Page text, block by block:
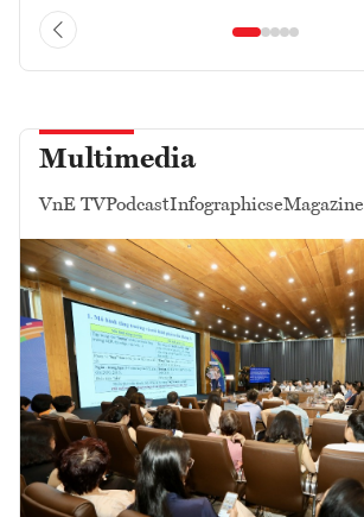
Multimedia
VnE TVPodcastInfographicseMagazine